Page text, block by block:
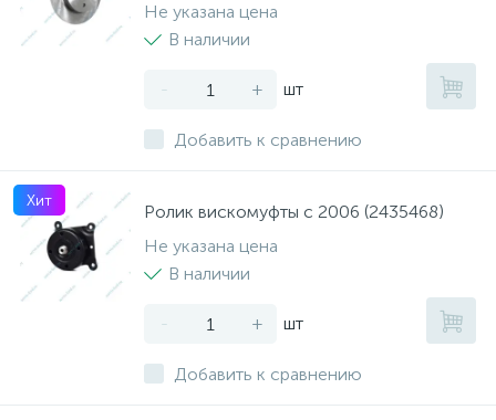
Не указана цена
В наличии
- + шт
Добавить к сравнению
Хит
Ролик вискомуфты с 2006 (2435468)
Не указана цена
В наличии
- + шт
Добавить к сравнению